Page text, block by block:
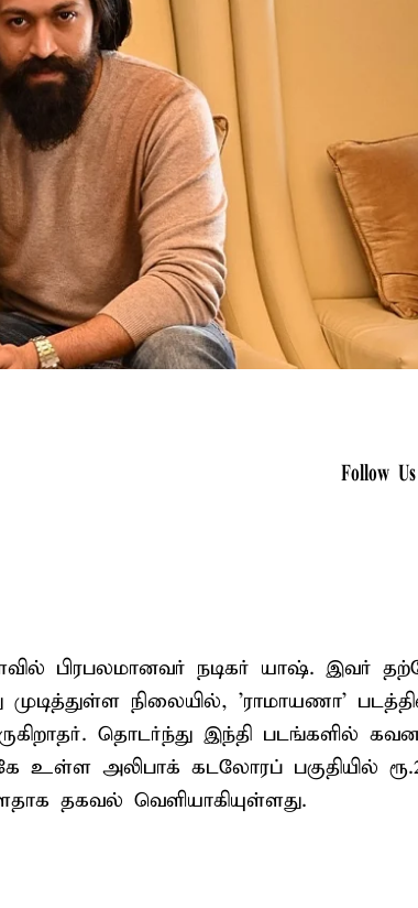
Follow Us
பிரபலமானவர் நடிகர் யாஷ். இவர்
முடித்துள்ள நிலையில், 'ராமாயணா'
தொடர்ந்து இந்தி படங்களில்
உள்ள அலிபாக் கடலோரப் பகுதியில்
தகவல் வெளியாகியுள்ளது.